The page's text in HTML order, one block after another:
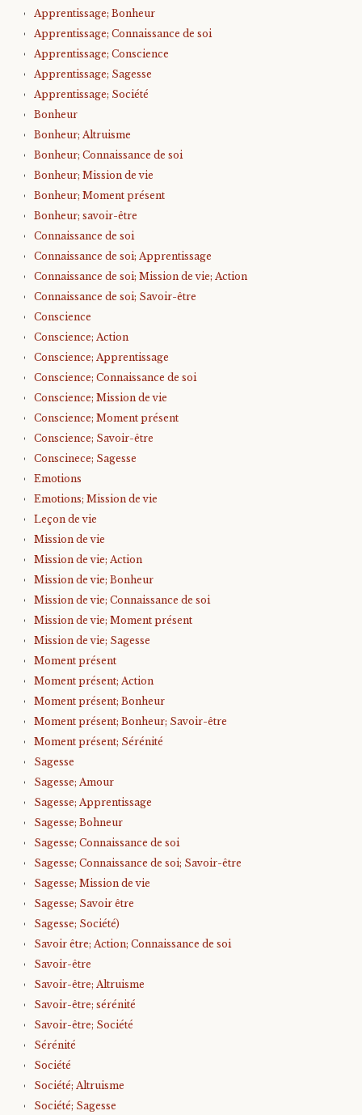
Apprentissage; Bonheur
Apprentissage; Connaissance de soi
Apprentissage; Conscience
Apprentissage; Sagesse
Apprentissage; Société
Bonheur
Bonheur; Altruisme
Bonheur; Connaissance de soi
Bonheur; Mission de vie
Bonheur; Moment présent
Bonheur; savoir-être
Connaissance de soi
Connaissance de soi; Apprentissage
Connaissance de soi; Mission de vie; Action
Connaissance de soi; Savoir-être
Conscience
Conscience; Action
Conscience; Apprentissage
Conscience; Connaissance de soi
Conscience; Mission de vie
Conscience; Moment présent
Conscience; Savoir-être
Conscinece; Sagesse
Emotions
Emotions; Mission de vie
Leçon de vie
Mission de vie
Mission de vie; Action
Mission de vie; Bonheur
Mission de vie; Connaissance de soi
Mission de vie; Moment présent
Mission de vie; Sagesse
Moment présent
Moment présent; Action
Moment présent; Bonheur
Moment présent; Bonheur; Savoir-être
Moment présent; Sérénité
Sagesse
Sagesse; Amour
Sagesse; Apprentissage
Sagesse; Bohneur
Sagesse; Connaissance de soi
Sagesse; Connaissance de soi; Savoir-être
Sagesse; Mission de vie
Sagesse; Savoir être
Sagesse; Société)
Savoir être; Action; Connaissance de soi
Savoir-être
Savoir-être; Altruisme
Savoir-être; sérénité
Savoir-être; Société
Sérénité
Société
Société; Altruisme
Société; Sagesse